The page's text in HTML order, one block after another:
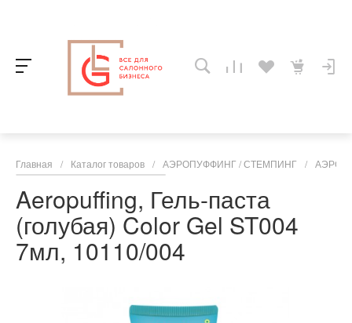
Главная / Каталог товаров / АЭРОПУФФИНГ / СТЕМПИНГ /
Aeropuffing, Гель-паста
(голубая) Color Gel ST004
7мл, 10110/004